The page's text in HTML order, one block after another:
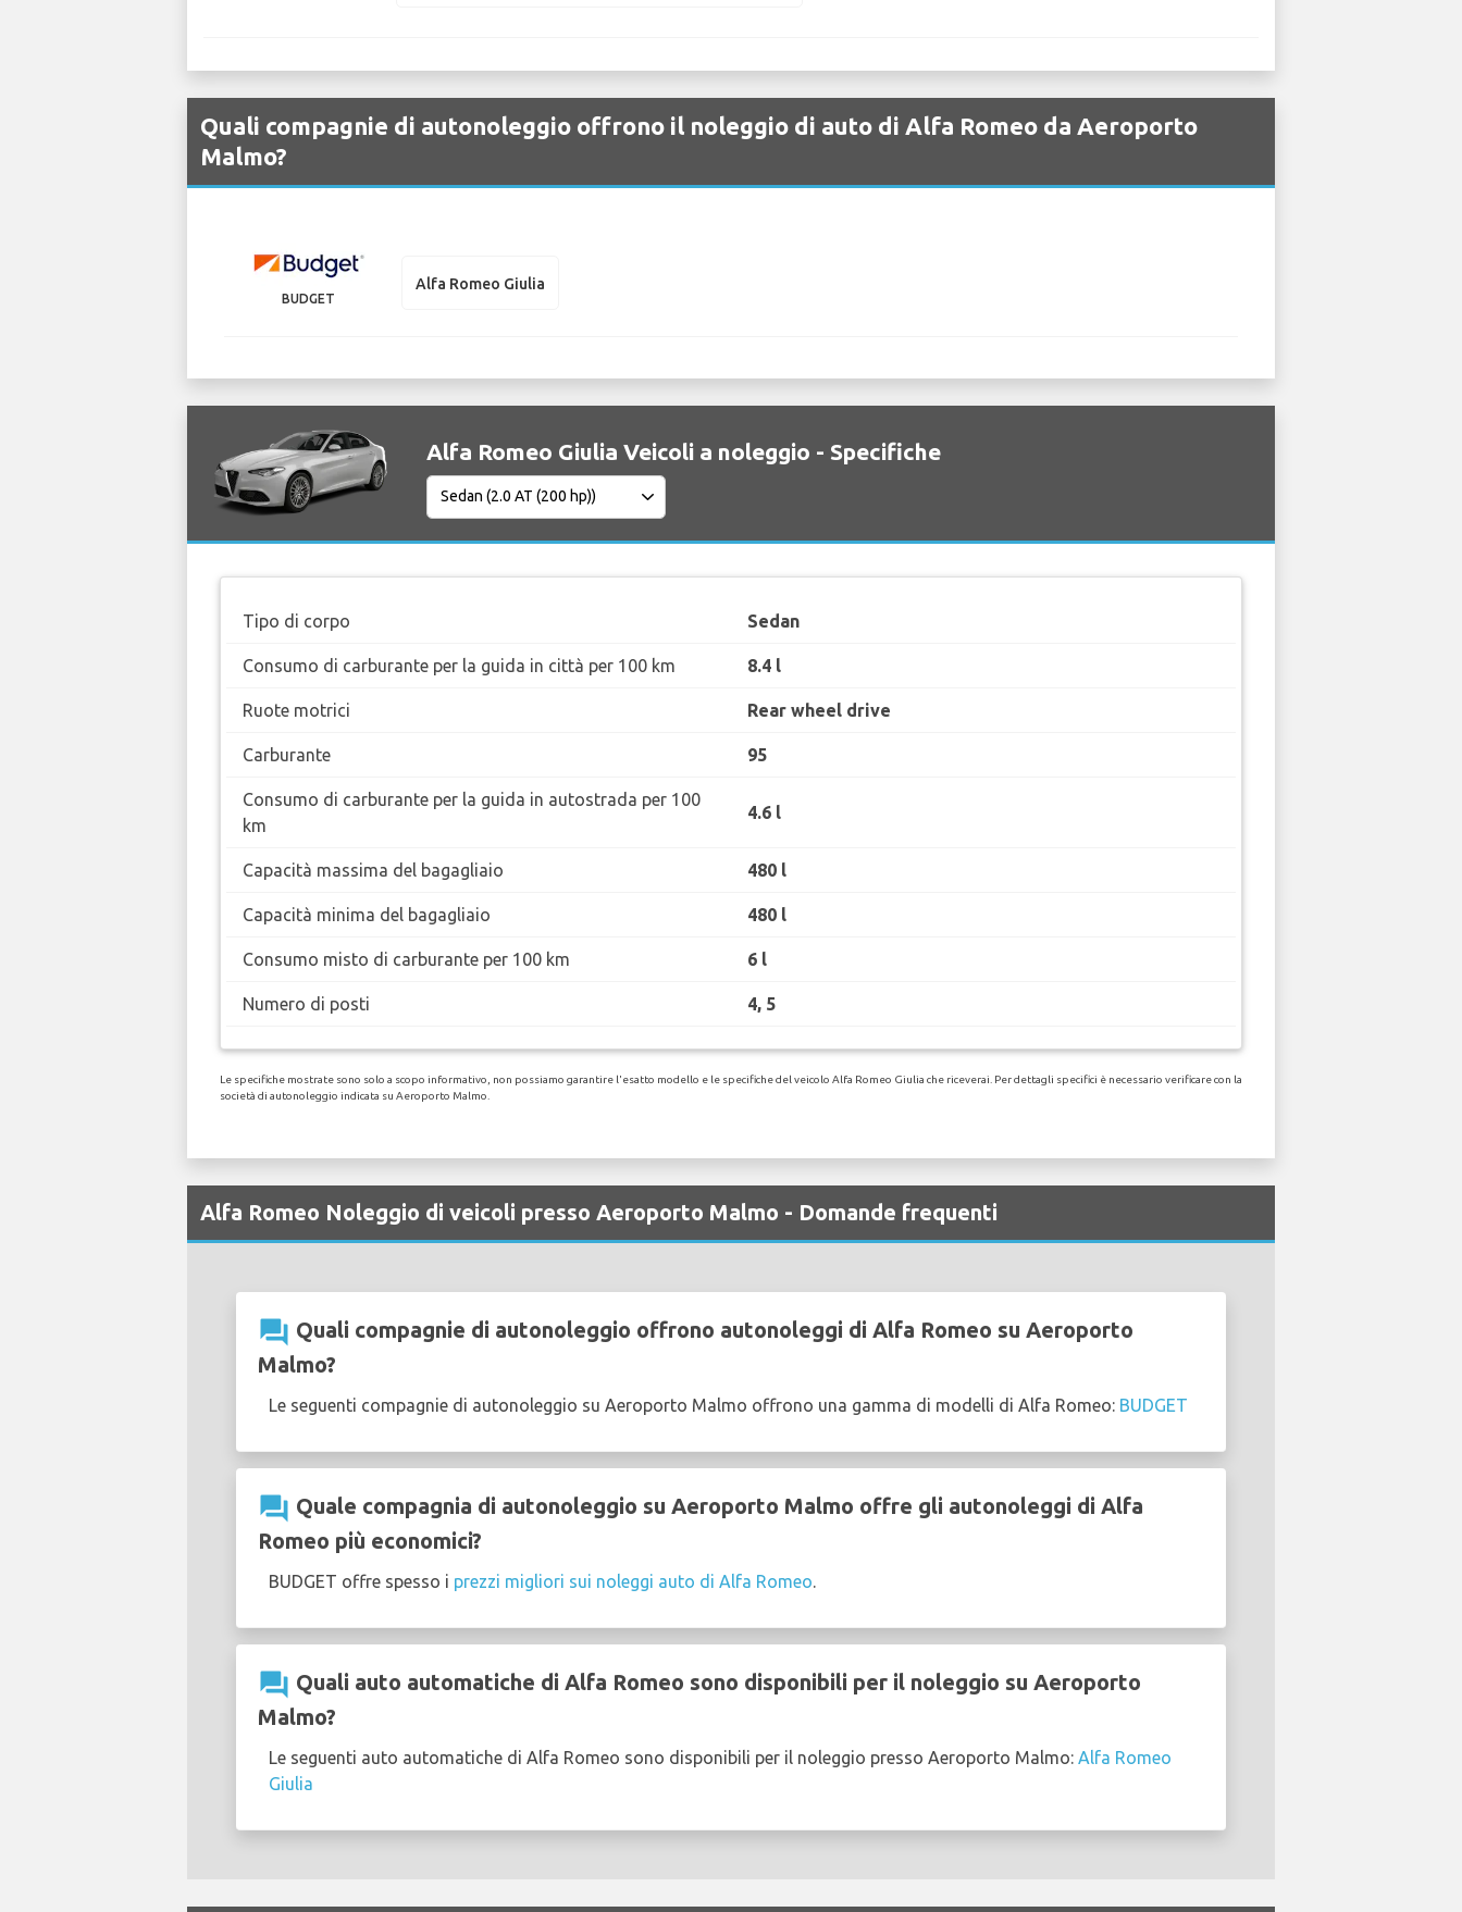
Quali compagnie di autonoleggio offrono il noleggio di auto di Alfa Romeo da Aeroporto
Malmo?
BUDGET
Alfa Romeo Giulia
Alfa Romeo Giulia Veicoli a noleggio - Specifiche
Tipo di corpo Sedan
Consumo di carburante per la guida in città per 100 km 8.4 l
Ruote motrici Rear wheel drive
Carburante 95
Consumo di carburante per la guida in autostrada per 100
km
4.6 l
Capacità massima del bagagliaio 480 l
Capacità minima del bagagliaio 480 l
Consumo misto di carburante per 100 km 6 l
Numero di posti 4, 5
Le specifiche mostrate sono solo a scopo informativo, non possiamo garantire l'esatto modello e le specifiche del veicolo Alfa Romeo Giulia che riceverai. Per dettagli specifici è necessario verificare con la
società di autonoleggio indicata su Aeroporto Malmo.
Alfa Romeo Noleggio di veicoli presso Aeroporto Malmo - Domande frequenti
question_answer Quali compagnie di autonoleggio offrono autonoleggi di Alfa Romeo su Aeroporto
Malmo?
Le seguenti compagnie di autonoleggio su Aeroporto Malmo offrono una gamma di modelli di Alfa Romeo: BUDGET
question_answer Quale compagnia di autonoleggio su Aeroporto Malmo offre gli autonoleggi di Alfa
Romeo più economici?
BUDGET offre spesso i prezzi migliori sui noleggi auto di Alfa Romeo.
question_answer Quali auto automatiche di Alfa Romeo sono disponibili per il noleggio su Aeroporto
Malmo?
Le seguenti auto automatiche di Alfa Romeo sono disponibili per il noleggio presso Aeroporto Malmo: Alfa Romeo
Giulia